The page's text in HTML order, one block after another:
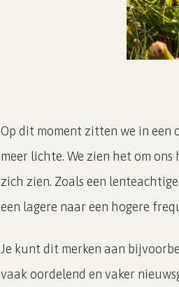
Op dit moment zitten we in een
meer lichte. We zien het om
zich zien. Zoals een
een lagere naar een hogere
Je kunt dit merken aan
vaak oordelend en vaker